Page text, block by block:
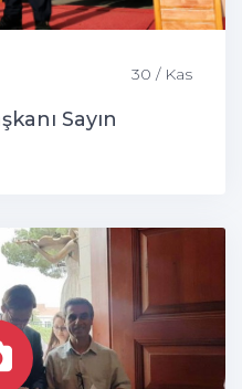
30 / Kas
Sayın